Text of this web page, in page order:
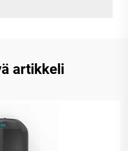
artikkeli